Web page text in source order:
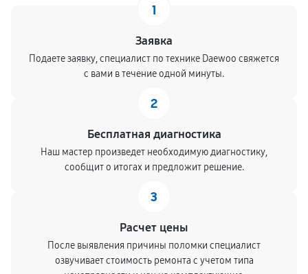
1
Заявка
Подаете заявку, специалист по технике Daewoo свяжется
с вами в течение одной минуты.
2
Бесплатная диагностика
Наш мастер произведет необходимую диагностику,
сообщит о итогах и предложит решение.
3
Расчет цены
После выявления причины поломки специалист
озвучивает стоимость ремонта с учетом типа